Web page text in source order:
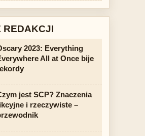
REDAKCJI
2023: Everything
All at Once bije
jest SCP? Znaczenia
i rzeczywiste –